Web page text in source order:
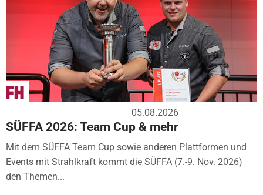
05.08.2026
SÜFFA 2026: Team Cup & mehr
Mit dem SÜFFA Team Cup sowie anderen Plattformen und
Events mit Strahlkraft kommt die SÜFFA (7.-9. Nov. 2026)
den Themen...